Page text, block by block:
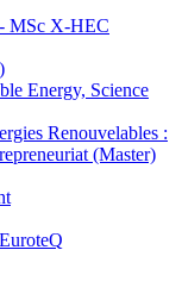
MSc X-HEC
Energy, Science
Renouvelables :
(Master)